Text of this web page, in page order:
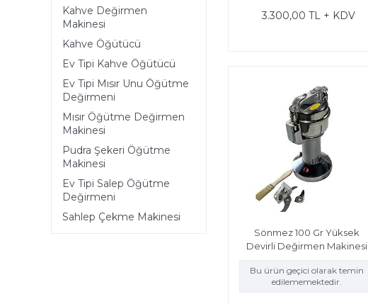
Kahve Değirmen
Makinesi
Kahve Öğütücü
Ev Tipi Kahve Öğütücü
Ev Tipi Mısır Unu Öğütme
Değirmeni
Mısır Öğütme Değirmen
Makinesi
Pudra Şekeri Öğütme
Makinesi
Ev Tipi Salep Öğütme
Değirmeni
Sahlep Çekme Makinesi
3.300,00 TL + KDV
Sönmez 100 Gr Yüksek
Devirli Değirmen Makinesi
Bu ürün geçici olarak temin
edilememektedir.